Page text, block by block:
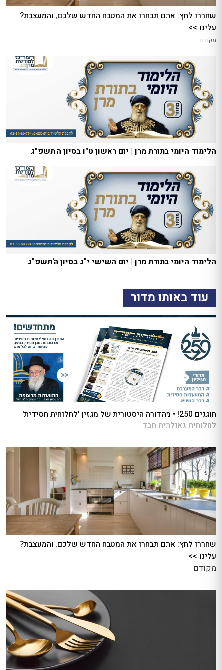
שחררו לחץ: אתם תבחרו את המטבח החדש שלכם, והמעצבת?
עלינו >>
מקודם
הלימוד היומי בתורת מרן | יום ראשון ט"ו בסיון ה'תשפ"ג
הלימוד היומי בתורת מרן | יום השישי י"ג בסיון ה'תשפ"ג
עוד באותו מדור
חוגגים 250! • מהדורה היסטורית של מגזין 'לחלוחית חסידית'
לחלוחית גאולתית חבד
שחררו לחץ: אתם תבחרו את המטבח החדש שלכם, והמעצבת?
עלינו >>
מקודם